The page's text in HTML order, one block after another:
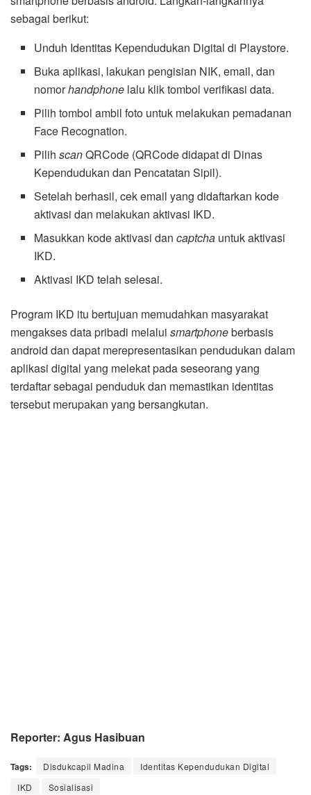
sebagai berikut:
Unduh Identitas Kependudukan Digital di Playstore.
Buka aplikasi, lakukan pengisian NIK, email, dan
nomorhandphone lalu klik tombol verifikasi data.
Pilih tombol ambil foto untuk melakukan pemadanan
Face Recognation.
PilihscanQRCode (QRCode didapat di Dinas
Kependudukan dan Pencatatan Sipil).
Setelah berhasil, cek email yang didaftarkan kode
aktivasi dan melakukan aktivasi IKD.
Masukkan kode aktivasi dancaptcha untuk aktivasi
IKD.
Aktivasi IKD telah selesai.
Program IKD itu bertujuan memudahkan masyarakat
mengakses data pribadi melalui smartphoneberbasis
android dan dapat merepresentasikan pendudukan dalam
aplikasi digital yang melekat pada seseorang yang
terdaftar sebagai penduduk dan memastikan identitas
tersebut merupakan yang bersangkutan.
Reporter: Agus Hasibuan
Tags: Disdukcapil Madina
Identitas Kependudukan Digital
IKD
Sosialisasi